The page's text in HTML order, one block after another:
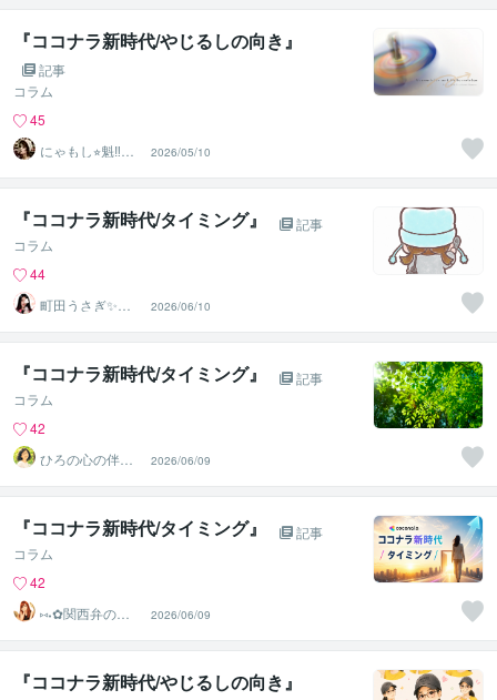
『ココナラ新時代/やじるしの向き』
記事
コラム
45
にゃもし⭐︎魁‼︎乙
女塾
2026/05/10
『ココナラ新時代/タイミング』
記事
コラム
44
町田うさぎ✨閃
光の幸せ届け人
♡怪談師⛩️
2026/06/10
『ココナラ新時代/タイミング』
記事
コラム
42
ひろの心の伴走
ルーム｜安心し
て話せる場所
2026/06/09
『ココナラ新時代/タイミング』
記事
コラム
42
⑅⁠˖⁠✿⁠関西弁のこ
ころん✿⁠⁠˖⁠⑅
2026/06/09
『ココナラ新時代/やじるしの向き』